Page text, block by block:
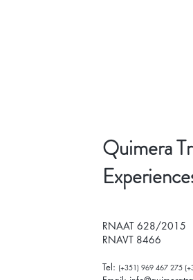
Quimera
RNAAT 628/2015
RNAVT 8466
Tel: (+351) 969 467 275